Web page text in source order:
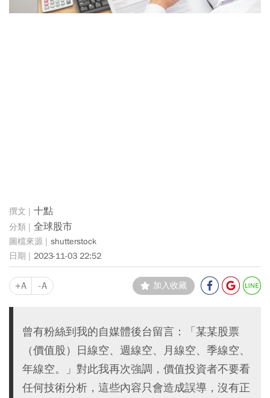
十點
全球股市
shutterstock
2023-11-03 22:52
+A -A 加入收藏
曾有粉絲到我的自媒體後台留言：「某某股票
（價值股）日線空、週線空、月線空、季線空、
年線空。」對此我再次強調，價值投資者不要看
任何技術分析，這些內容只會造成誤導，沒有正